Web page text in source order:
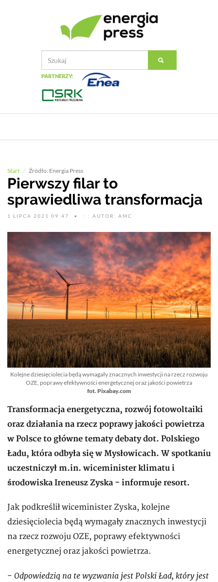
PARTNERZY:
Start Źródło: Energia Press
Pierwszy filar to
sprawiedliwa transformacja
1 LIPCA 2021 09:47 : : AUTOR: AMC
Kolejne dziesięciolecia będą wymagały znacznych inwestycji na rzecz rozwoju
OZE, poprawy efektywności energetycznej oraz jakości powietrza
fot. Pixabay.com
Transformacja energetyczna, rozwój fotowoltaiki
oraz działania na rzecz poprawy jakości powietrza
w Polsce to główne tematy debaty dot. Polskiego
Ładu, która odbyła się w Mysłowicach. W spotkaniu
uczestniczył m.in. wiceminister klimatu i
środowiska Ireneusz Zyska - informuje resort.
Jak podkreślił wiceminister Zyska, kolejne
dziesięciolecia będą wymagały znacznych inwestycji
na rzecz rozwoju OZE, poprawy efektywności
energetycznej oraz jakości powietrza.
- Odpowiedzią na te wyzwania jest Polski Ład, który jest